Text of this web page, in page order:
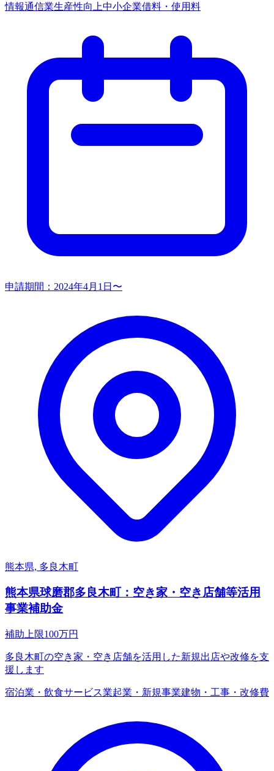
情報通信業生産性向上中小企業借料・使用料
申請期間： 2024年4月1日〜
熊本県, 多良木町
熊本県球磨郡多良木町：空き家・空き店舗等活用
事業補助金
補助上限100万円
多良木町の空き家・空き店舗を活用した新規出店や改修を支
援します
宿泊業・飲食サービス業起業・新規事業建物・工事・改修費